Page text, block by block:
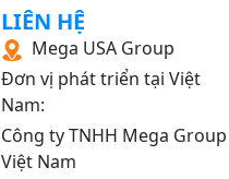
THƯƠNG MẠI
HOÁ ĐẠI CƯƠNG
MÔ HỌC ĐẠI
TÀI CHÍNH
LIÊN HỆ
Mega USA Group
Đơn vị phát triển tại Việt
Nam:
Công ty TNHH Mega Group
Việt Nam